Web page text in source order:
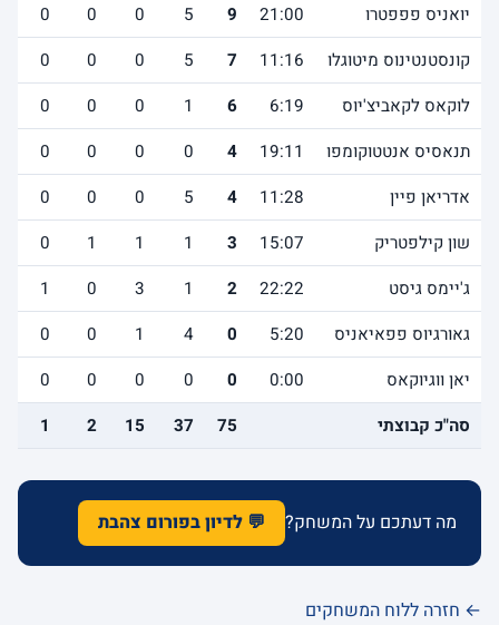
יואניס פפפטרו
21:00
9
5
0
0
0
קונסטנטינוס מיטוגלו
11:16
7
5
0
0
0
לוקאס לקאביצ'יוס
6:19
6
1
0
0
0
תנאסיס אנטטוקומפו
19:11
4
0
0
0
0
אדריאן פיין
11:28
4
5
0
0
0
שון קילפטריק
15:07
3
1
1
1
0
ג'יימס גיסט
22:22
2
1
3
0
1
גאורגיוס פפאיאניס
5:20
0
4
1
0
0
יאן ווגיוקאס
0:00
0
0
0
0
0
סה"כ קבוצתי
75
37
15
2
1
מה דעתכם על המשחק? 💬 לדיון בפורום צהבת
← חזרה ללוח המשחקים